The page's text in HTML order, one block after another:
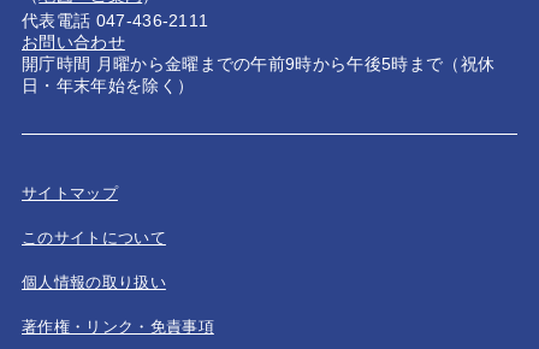
代表電話 047-436-2111
お問い合わせ
開庁時間 月曜から金曜までの午前9時から午後5時まで（祝休
日・年末年始を除く）
サイトマップ
このサイトについて
個人情報の取り扱い
著作権・リンク・免責事項